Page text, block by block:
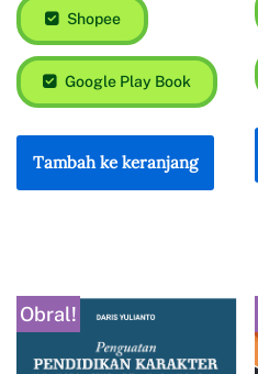
Shopee
Google Play Book
Tambah ke keranjang
Obral!